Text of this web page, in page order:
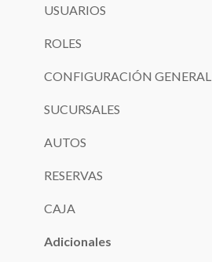
USUARIOS
ROLES
CONFIGURACIÓN GENERAL
SUCURSALES
AUTOS
RESERVAS
CAJA
Adicionales